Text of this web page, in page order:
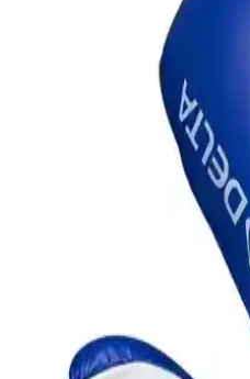
Boks Eldivenleri
Delta Beat Up'un
Bu makalede, Leon Blade ve
özellikleri, kullanım alanları ve
incelenerek en uygun seçeneğin
Boks Kum Torbası
Modellerinin
Bu makalede, Crayz ve Excalibur
kullanıcı yorumları ve
ihtiyaçlara en uygun seçeneği
Delta Maxima Deluxe ve
Boks Eldivenleri